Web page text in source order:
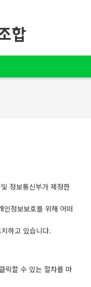
정보통신부가 제정한
인정보보호를 위해 어떠
하고 있습니다.
릭할 수 있는 절차를 마